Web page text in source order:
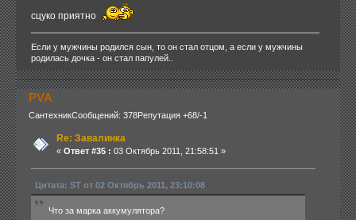
сцуко приятно
Если у мужчины родился сын, то он стал отцом, а если у мужчины
родилась дочка - он стал папулей..
PVA
СантехникСообщений: 378Репутация +68/-1
Re: Завалинка
« Ответ #35 : 03 Октябрь 2011, 21:58:51 »
Цитата: ST от 02 Октябрь 2011, 23:10:08
Что за марка аккумулятора?